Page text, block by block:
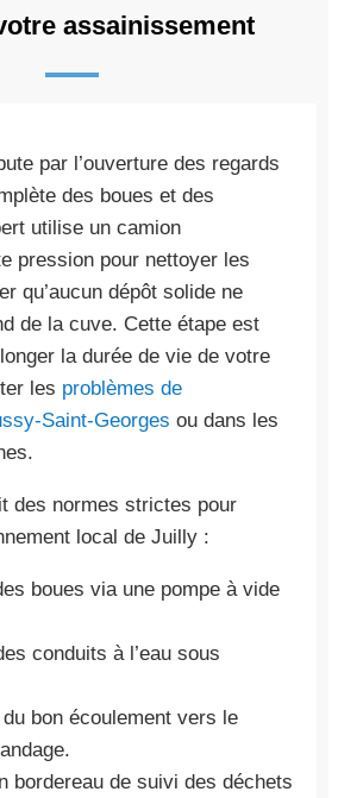
assainissement
par l’ouverture des regards
des boues et des
utilise un camion
pression pour nettoyer les
qu’aucun dépôt solide ne
de la cuve. Cette étape est
la durée de vie de votre
les problèmes de
Saint-Georges ou dans les
des normes strictes pour
local de Juilly :
boues via une pompe à vide
conduits à l’eau sous
bon écoulement vers le
bordereau de suivi des déchets